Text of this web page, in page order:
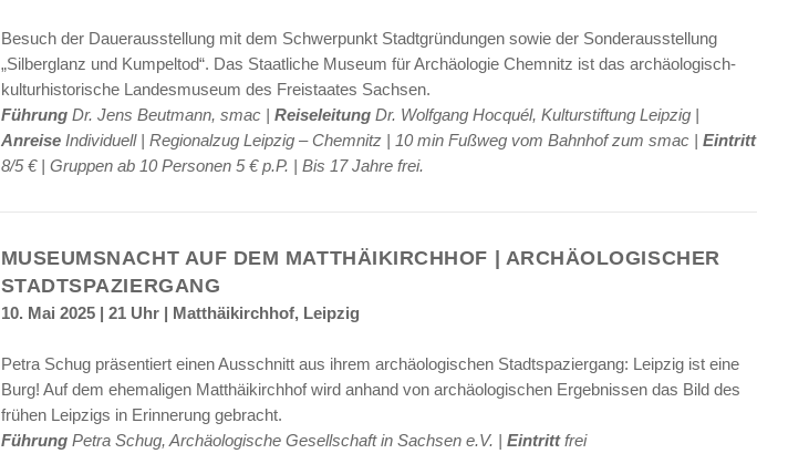
Besuch der Dauerausstellung mit dem Schwerpunkt Stadtgründungen sowie der Sonderausstellung
„Silberglanz und Kumpeltod“. Das Staatliche Museum für Archäologie Chemnitz ist das archäologisch-
kulturhistorische Landesmuseum des Freistaates Sachsen.
FührungDr. Jens Beutmann, smac | ReiseleitungDr. Wolfgang Hocquél, Kulturstiftung Leipzig |
AnreiseIndividuell | Regionalzug Leipzig – Chemnitz | 10 min Fußweg vom Bahnhof zum smac | Eintritt
8/5 € | Gruppen ab 10 Personen 5 € p.P. | Bis 17 Jahre frei.
MUSEUMSNACHT AUF DEM MATTHÄIKIRCHHOF | ARCHÄOLOGISCHER
STADTSPAZIERGANG
10. Mai 2025 | 21 Uhr | Matthäikirchhof, Leipzig
Petra Schug präsentiert einen Ausschnitt aus ihrem archäologischen Stadtspaziergang: Leipzig ist eine
Burg! Auf dem ehemaligen Matthäikirchhof wird anhand von archäologischen Ergebnissen das Bild des
frühen Leipzigs in Erinnerung gebracht.
FührungPetra Schug, Archäologische Gesellschaft in Sachsen e.V. | Eintrittfrei